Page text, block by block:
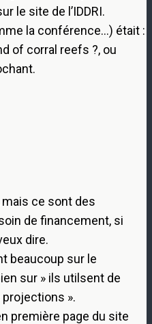
le site de l’IDDRI.
la conférence…) était :
of corral reefs ?, ou
ce sont des
de financement, si
dire.
beaucoup sur le
sur » ils utilsent de
».
première page du site